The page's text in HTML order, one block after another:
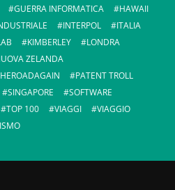
GUERRA INFORMATICA
HAWAII
INTERPOL
ITALIA
KIMBERLEY
LONDRA
ZELANDA
PATENT TROLL
SINGAPORE
SOFTWARE
TOP 100 VIAGGI
VIAGGIO